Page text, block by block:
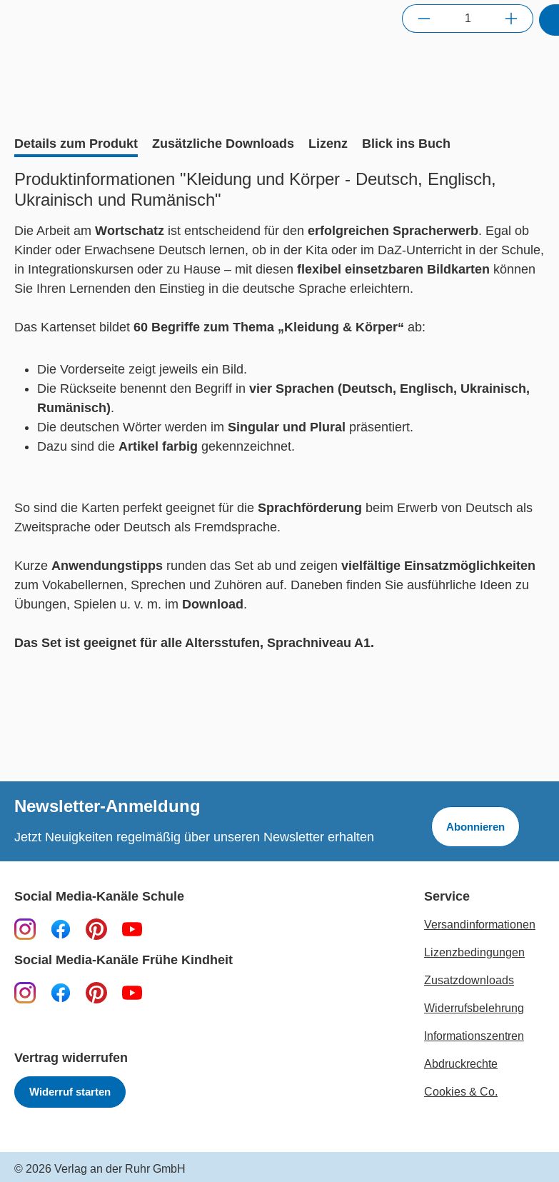
Anzahl
Details zum Produkt Zusätzliche Downloads Lizenz Blick ins Buch
Produktinformationen "Kleidung und Körper - Deutsch, Englisch,
Ukrainisch und Rumänisch"
Die Arbeit am Wortschatz ist entscheidend für den erfolgreichen Spracherwerb. Egal ob
Kinder oder Erwachsene Deutsch lernen, ob in der Kita oder im DaZ-Unterricht in der Schule,
in Integrationskursen oder zu Hause – mit diesen flexibel einsetzbaren Bildkarten können
Sie Ihren Lernenden den Einstieg in die deutsche Sprache erleichtern.
Das Kartenset bildet 60 Begriffe zum Thema „Kleidung & Körper“ ab:
Die Vorderseite zeigt jeweils ein Bild.
Die Rückseite benennt den Begriff in vier Sprachen (Deutsch, Englisch, Ukrainisch,
Rumänisch).
Die deutschen Wörter werden im Singular und Plural präsentiert.
Dazu sind die Artikel farbig gekennzeichnet.
So sind die Karten perfekt geeignet für die Sprachförderung beim Erwerb von Deutsch als
Zweitsprache oder Deutsch als Fremdsprache.
Kurze Anwendungstipps runden das Set ab und zeigen vielfältige Einsatzmöglichkeiten
zum Vokabellernen, Sprechen und Zuhören auf. Daneben finden Sie ausführliche Ideen zu
Übungen, Spielen u. v. m. im Download .
Das Set ist geeignet für alle Altersstufen, Sprachniveau A1.
Newsletter-Anmeldung
Jetzt Neuigkeiten regelmäßig über unseren Newsletter erhalten
Abonnieren
Social Media-Kanäle Schule
Social Media-Kanäle Frühe Kindheit
Vertrag widerrufen
Widerruf starten
Service
Versandinformationen
Lizenzbedingungen
Zusatzdownloads
Widerrufsbelehrung
Informationszentren
Abdruckrechte
Cookies & Co.
© 2026 Verlag an der Ruhr GmbH